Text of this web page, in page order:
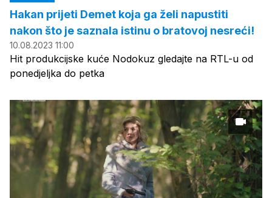
Hakan prijeti Demet koja ga želi napustiti
nakon što je saznala istinu o bratovoj nesreći!
10.08.2023 11:00
Hit produkcijske kuće Nodokuz gledajte na RTL-u od
ponedjeljka do petka